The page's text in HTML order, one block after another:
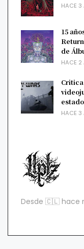
HACE 3
15
de
HACE 2
HACE 3
Desde 🇨🇱 hace